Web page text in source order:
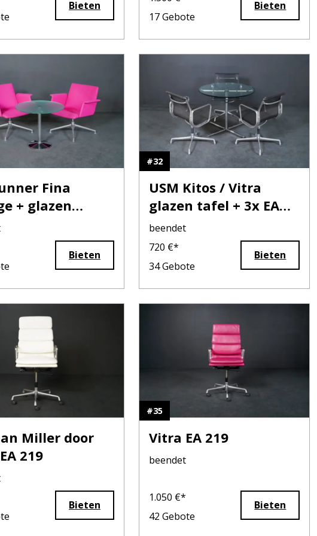
Bieten
17Gebote
Bieten
Fina
+ glazen
Bieten
#32
USM Kitos / Vitra
glazen tafel + 3x EA
107
beendet
720 €*
34Gebote
Bieten
Miller door
219
Bieten
#35
Vitra EA 219
beendet
1.050 €*
42 Gebote
Bieten